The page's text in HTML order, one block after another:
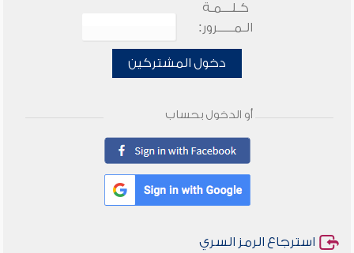
كـلـــمـة
الـمـــــرور:
دخول المشتركين
أو الدخول بحساب
استرجاع الرمز السري